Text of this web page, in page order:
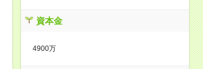
資本金
4900万